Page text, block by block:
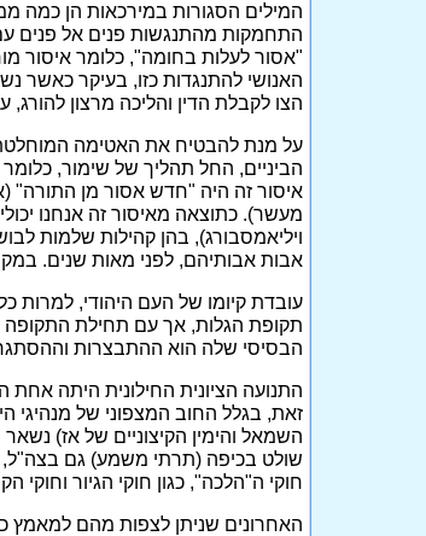
המילים הסגורות במירכאות הן כמה
התחמקות מהתנגשות פנים אל פנים
"אסור לעלות בחומה", כלומר איסור
האנושי להתנגדות כזו, בעיקר
הצו לקבלת הדין והליכה מרצון
על מנת להבטיח את האטימה המוחלטת
הביניים, החל תהליך של שימור,
איסור זה היה "חדש אסור מן התורה"
מעשר). כתוצאה מאיסור זה אנחנו
ויליאמסבורג), בהן קהילות שלמות
אבות אבותיהם, לפני מאות שנים.
עובדת קיומו של העם היהודי, למרות
תקופת הגלות, אך עם תחילת
הבסיסי שלה הוא ההתבצרות
התנועה הציונית החילונית היתה
זאת, בגלל החוב המצפוני של מנהיגי
השמאל והימין הקיצוניים של אז)
שולט בכיפה (תרתי משמע) גם בצה"ל,
חוקי ה"הלכה", כגון חוקי הגיור וחוקי
האחרונים שניתן לצפות מהם למאמץ